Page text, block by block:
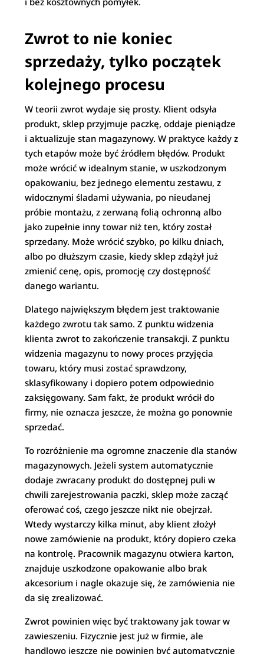
Zwrot to nie koniec
sprzedaży, tylko początek
kolejnego procesu
W teorii zwrot wydaje się prosty. Klient odsyła
produkt, sklep przyjmuje paczkę, oddaje pieniądze
i aktualizuje stan magazynowy. W praktyce każdy z
tych etapów może być źródłem błędów. Produkt
może wrócić w idealnym stanie, w uszkodzonym
opakowaniu, bez jednego elementu zestawu, z
widocznymi śladami używania, po nieudanej
próbie montażu, z zerwaną folią ochronną albo
jako zupełnie inny towar niż ten, który został
sprzedany. Może wrócić szybko, po kilku dniach,
albo po dłuższym czasie, kiedy sklep zdążył już
zmienić cenę, opis, promocję czy dostępność
danego wariantu.
Dlatego największym błędem jest traktowanie
każdego zwrotu tak samo. Z punktu widzenia
klienta zwrot to zakończenie transakcji. Z punktu
widzenia magazynu to nowy proces przyjęcia
towaru, który musi zostać sprawdzony,
sklasyfikowany i dopiero potem odpowiednio
zaksięgowany. Sam fakt, że produkt wrócił do
firmy, nie oznacza jeszcze, że można go ponownie
sprzedać.
To rozróżnienie ma ogromne znaczenie dla stanów
magazynowych. Jeżeli system automatycznie
dodaje zwracany produkt do dostępnej puli w
chwili zarejestrowania paczki, sklep może zacząć
oferować coś, czego jeszcze nikt nie obejrzał.
Wtedy wystarczy kilka minut, aby klient złożył
nowe zamówienie na produkt, który dopiero czeka
na kontrolę. Pracownik magazynu otwiera karton,
znajduje uszkodzone opakowanie albo brak
akcesorium i nagle okazuje się, że zamówienia nie
da się zrealizować.
Zwrot powinien więc być traktowany jak towar w
zawieszeniu. Fizycznie jest już w firmie, ale
handlowo jeszcze nie powinien być automatycznie